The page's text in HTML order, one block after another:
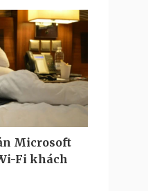
Microsoft
Fi khách